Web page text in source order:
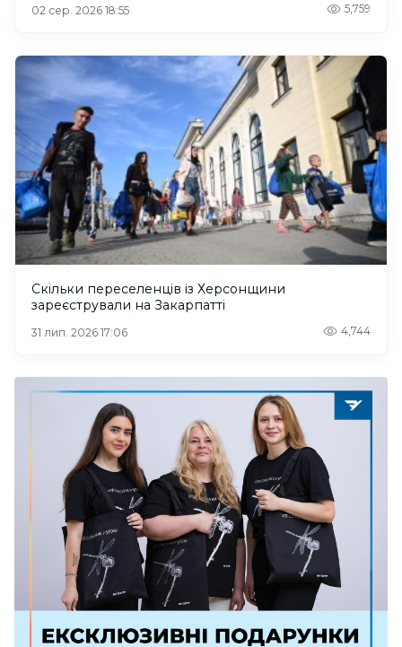
02 сер. 2026 18:55 5,759
Скільки переселенців із Херсонщини
зареєстрували на Закарпатті
31 лип. 2026 17:06 4,744